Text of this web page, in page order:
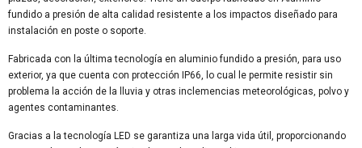
fundido a presión de alta calidad resistente a los impactos diseñado para
instalación en poste o soporte.
Fabricada con la última tecnología en aluminio fundido a presión, para uso
exterior, ya que cuenta con protección IP66, lo cual le permite resistir sin
problema la acción de la lluvia y otras inclemencias meteorológicas, polvo y
agentes contaminantes.
Gracias a la tecnología LED se garantiza una larga vida útil, proporcionando